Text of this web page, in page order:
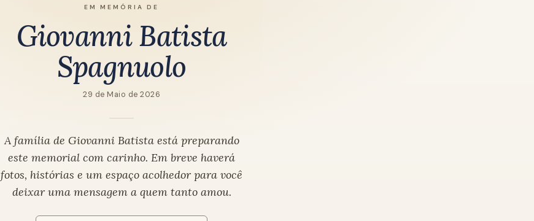
EM MEMÓRIA DE
Giovanni Batista
Spagnuolo
29 de Maio de 2026
A família de Giovanni Batista está preparando
este memorial com carinho. Em breve haverá
fotos, histórias e um espaço acolhedor para você
deixar uma mensagem a quem tanto amou.